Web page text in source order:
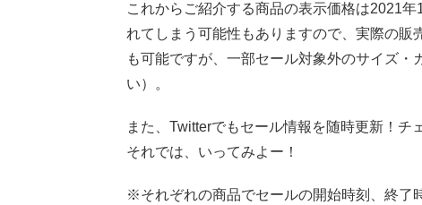
これからご紹介する商品の表示価格は2021
れてしまう可能性もありますので、実際の
も可能ですが、一部セール対象外のサイズ
い）。
また、Twitterでもセール情報を随時更新！チ
それでは、いってみよー！
※それぞれの商品でセールの開始時刻、終了